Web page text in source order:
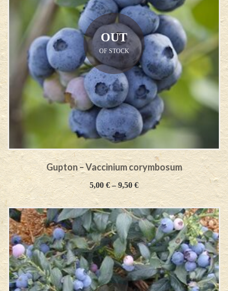
OUT
OF STOCK
Gupton – Vaccinium corymbosum
5,00€–9,50€